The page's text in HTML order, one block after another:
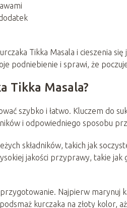
Tikka Masala i cieszenia
podniebienie i sprawi, że
Tikka Masala?
szybko i łatwo. Kluczem do
i odpowiedniego sposobu
składników, takich jak
jakości przyprawy, takie jak
Najpierw marynuj
kurczaka na złoty kolor,